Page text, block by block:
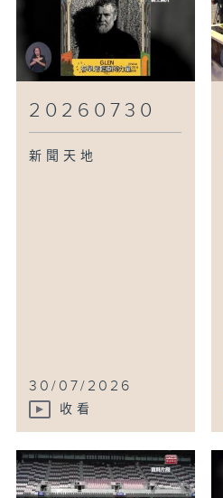
20260730
新聞天地
30/07/2026
收看